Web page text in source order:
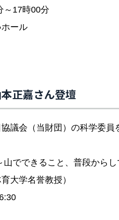
時00分
ホール
正嘉さん登壇
議会（当財団）の科学委
山でできること、普段からし
大学名誉教授）